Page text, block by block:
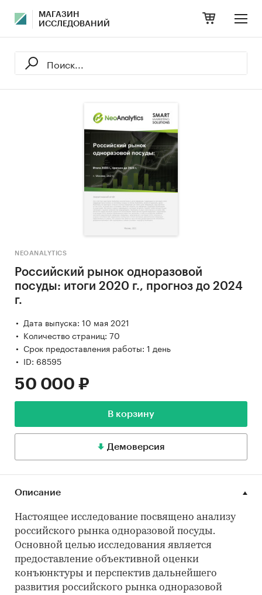
МАГАЗИН
ИССЛЕДОВАНИЙ
NEOANALYTICS
Российский рынок одноразовой
посуды: итоги 2020 г., прогноз до 2024
г.
Дата выпуска: 10 мая 2021
Количество страниц: 70
Срок предоставления работы: 1 день
ID: 68595
50 000 ₽
В корзину
Демоверсия
Описание
Настоящее исследование посвящено анализу
российского рынка одноразовой посуды.
Основной целью исследования является
предоставление объективной оценки
конъюнктуры и перспектив дальнейшего
развития российского рынка одноразовой